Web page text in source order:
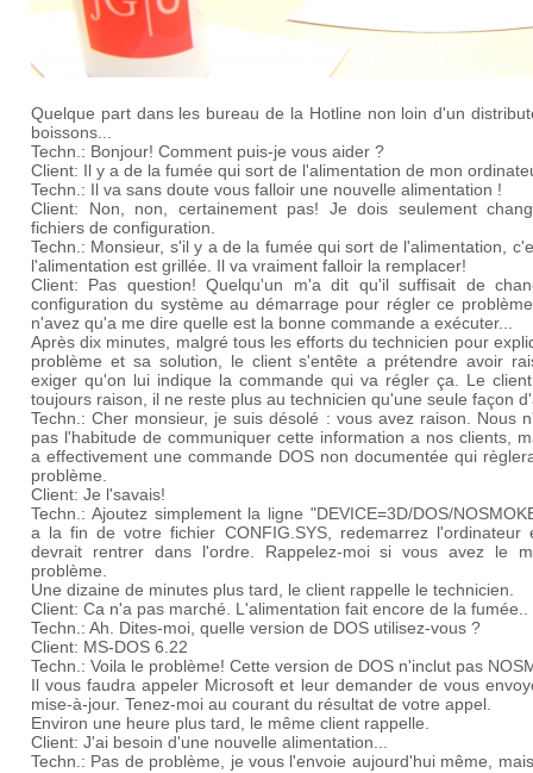
Quelque part dans les bureau de la Hotline non loin d'un
boissons...
Techn.: Bonjour! Comment puis-je vous aider ?
Client: Il y a de la fumée qui sort de l'alimentation de mon
Techn.: Il va sans doute vous falloir une nouvelle alimentation !
Client: Non, non, certainement pas! Je dois seulement
fichiers de configuration.
Techn.: Monsieur, s'il y a de la fumée qui sort de l'alimentation,
l'alimentation est grillée. Il va vraiment falloir la remplacer!
Client: Pas question! Quelqu'un m'a dit qu'il suffisait de
configuration du système au démarrage pour régler ce
n'avez qu'a me dire quelle est la bonne commande a exécuter...
Après dix minutes, malgré tous les efforts du technicien pour
problème et sa solution, le client s'entête a prétendre avoir
exiger qu'on lui indique la commande qui va régler ça. Le
toujours raison, il ne reste plus au technicien qu'une seule façon
Techn.: Cher monsieur, je suis désolé : vous avez raison. Nous
pas l'habitude de communiquer cette information a nos clients,
a effectivement une commande DOS non documentée qui
problème.
Client: Je l'savais!
Techn.: Ajoutez simplement la ligne "DEVICE=3D/DOS/
a la fin de votre fichier CONFIG.SYS, redemarrez l'ordinateur
devrait rentrer dans l'ordre. Rappelez-moi si vous avez le
problème.
Une dizaine de minutes plus tard, le client rappelle le technicien.
Client: Ca n'a pas marché. L'alimentation fait encore de la fumée..
Techn.: Ah. Dites-moi, quelle version de DOS utilisez-vous ?
Client: MS-DOS 6.22
Techn.: Voila le problème! Cette version de DOS n'inclut pas
Il vous faudra appeler Microsoft et leur demander de vous
mise-à-jour. Tenez-moi au courant du résultat de votre appel.
Environ une heure plus tard, le même client rappelle.
Client: J'ai besoin d'une nouvelle alimentation...
Techn.: Pas de problème, je vous l'envoie aujourd'hui même,